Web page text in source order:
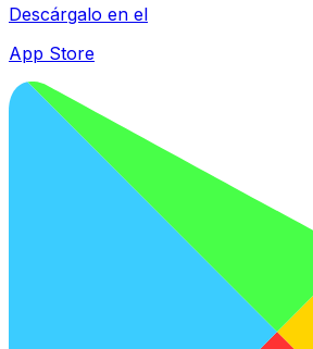
Descárgalo en el
App Store